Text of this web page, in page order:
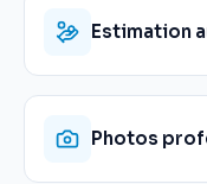
Estimation
Photos